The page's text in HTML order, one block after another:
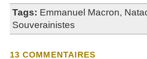
Tags: Emmanuel Macron,
Souverainistes
13 COMMENTAIRES